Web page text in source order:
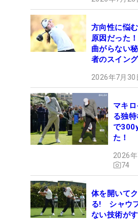
方向性に悩
原因だった
曲がらない
者のスイング
2026年7月30
マキ
る独
で
た！
2026
74
体を開いて
る! シャウ
ない技術が